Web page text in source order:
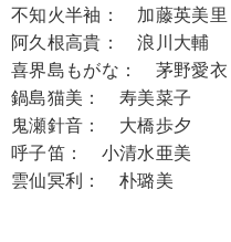
不知火半袖： 加藤英美里
阿久根高貴： 浪川大輔
喜界島もがな： 茅野愛衣
鍋島猫美： 寿美菜子
鬼瀬針音： 大橋歩夕
呼子笛： 小清水亜美
雲仙冥利： 朴璐美